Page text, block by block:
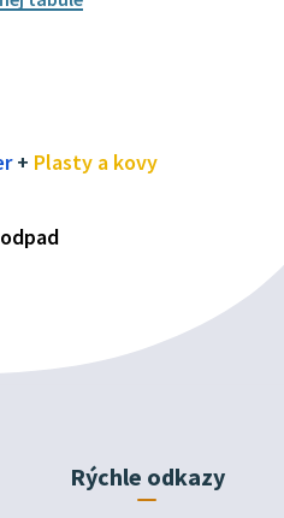
+ Plasty a kovy
Rýchle odkazy